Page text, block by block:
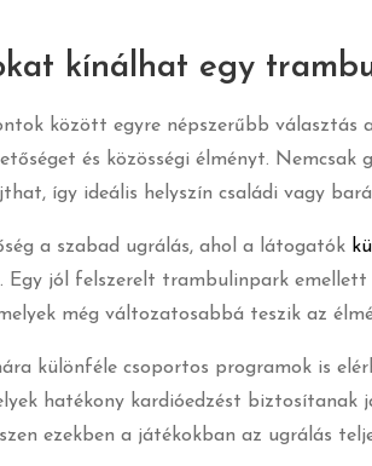
kínálhat egy
között egyre népszerűbb választás
és közösségi élményt. Nemcsak
így ideális helyszín családi vagy
a szabad ugrálás, ahol a látogatók
. Egy jól felszerelt trambulinpark emellett
még változatosabbá teszik az
különféle csoportos programok is
hatékony kardióedzést biztosítanak
ezekben a játékokban az ugrálás